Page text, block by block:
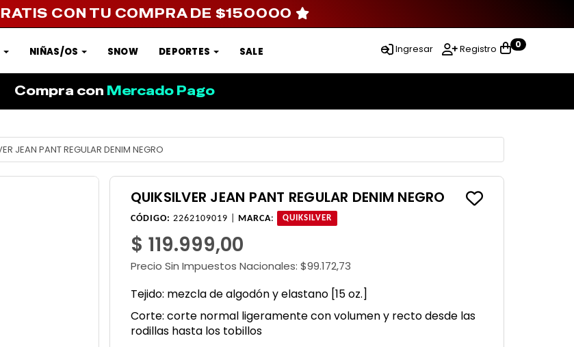
Ingresar Registro 0
NIÑAS/OS SNOW DEPORTES SALE
CON TU COMPRA DE $150000
Compra con Mercado Pago
JEAN PANT REGULAR DENIM NEGRO
QUIKSILVER JEAN PANT REGULAR DENIM NEGRO
CÓDIGO: 2262109019 | MARCA: QUIKSILVER
$ 119.999,00
Precio Sin Impuestos Nacionales: $99.172,73
Tejido: mezcla de algodón y elastano [15 oz.]
Corte: corte normal ligeramente con volumen y recto desde las
rodillas hasta los tobillos